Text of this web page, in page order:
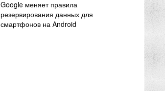
Google меняет правила
резервирования данных для
смартфонов на Android